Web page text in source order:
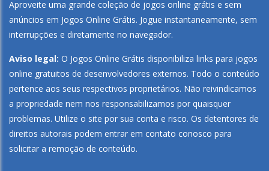
Aproveite uma grande coleção de jogos online grátis e sem
anúncios em Jogos Online Grátis. Jogue instantaneamente, sem
interrupções e diretamente no navegador.
Aviso legal: O Jogos Online Grátis disponibiliza links para jogos
online gratuitos de desenvolvedores externos. Todo o conteúdo
pertence aos seus respectivos proprietários. Não reivindicamos
a propriedade nem nos responsabilizamos por quaisquer
problemas. Utilize o site por sua conta e risco. Os detentores de
direitos autorais podem entrar em contato conosco para
solicitar a remoção de conteúdo.